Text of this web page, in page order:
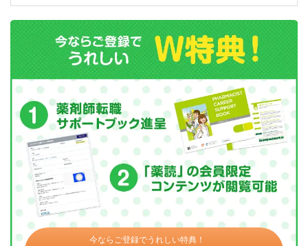
今ならご登録でうれしい特典！